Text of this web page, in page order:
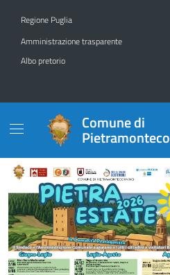
Regione Puglia
Amministrazione trasparente
Albo pretorio
Comune di
Comune di
Contenuti in